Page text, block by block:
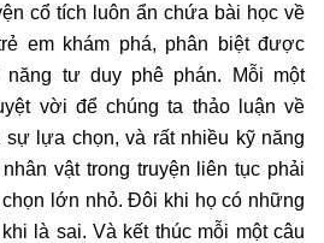
cổ tích luôn ẩn chứa bài học về
em khám phá, phân biệt được
tư duy phê phán. Mỗi một
vời để chúng ta thảo luận về
lựa chọn, và rất nhiều kỹ năng
vật trong truyện liên tục phải
lớn nhỏ. Đôi khi họ có những
là sai. Và kết thúc mỗi một câu